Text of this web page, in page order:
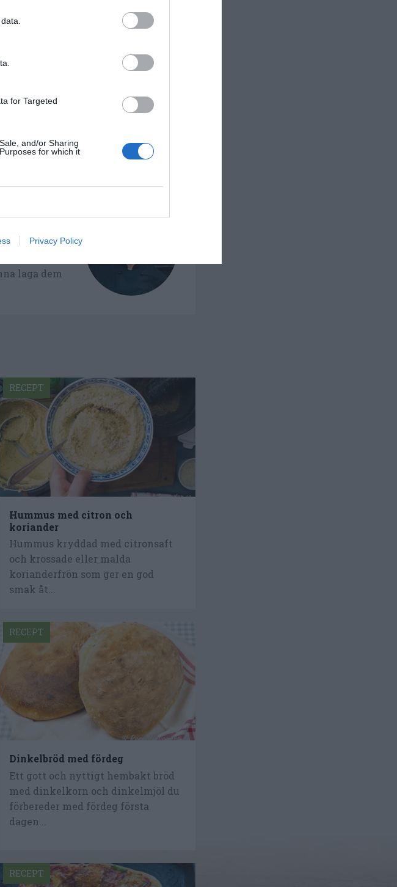
for Targeted
and/or Sharing
for which it
Privacy Policy
i
- noviser
laga dem
Hummus med citron och
koriander
Hummus kryddad med citronsaft
och krossade eller malda
korianderfrön som ger en god
smak åt...
RECEPT
Dinkelbröd med fördeg
Ett gott och nyttigt hembakt bröd
med dinkelkorn och dinkelmjöl du
förbereder med fördeg första
dagen...
RECEPT
RECEPT